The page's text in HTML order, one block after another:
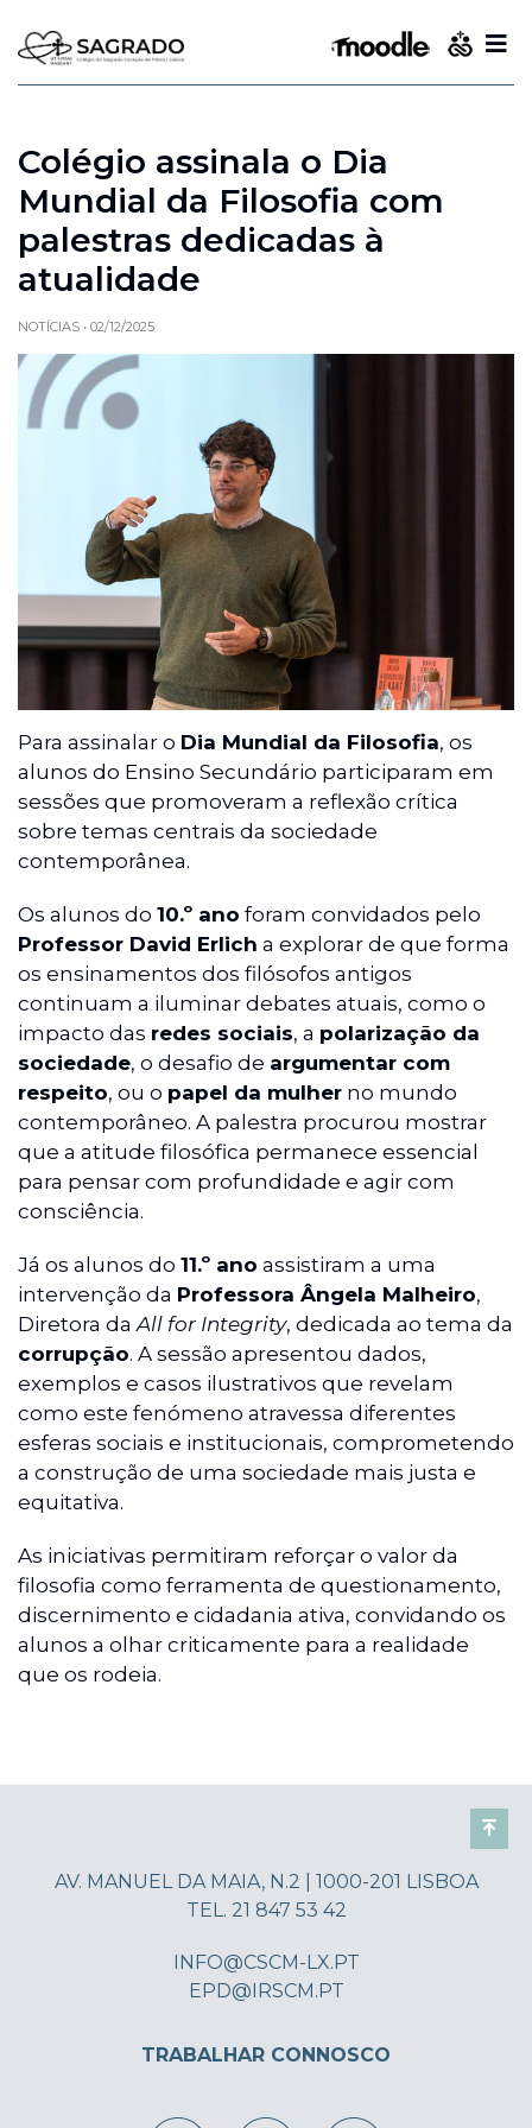
Colégio assinala o Dia
Mundial da Filosofia com
palestras dedicadas à
atualidade
NOTÍCIAS • 02/12/2025
Para assinalar o Dia Mundial da Filosofia, os
alunos do Ensino Secundário participaram em
sessões que promoveram a reflexão crítica
sobre temas centrais da sociedade
contemporânea.
Os alunos do 10.º ano foram convidados pelo
Professor David Erlich a explorar de que forma
os ensinamentos dos filósofos antigos
continuam a iluminar debates atuais, como o
impacto das redes sociais, a polarização da
sociedade, o desafio de argumentar com
respeito, ou o papel da mulher no mundo
contemporâneo. A palestra procurou mostrar
que a atitude filosófica permanece essencial
para pensar com profundidade e agir com
consciência.
Já os alunos do 11.º ano assistiram a uma
intervenção da Professora Ângela Malheiro,
Diretora daAll for Integrity, dedicada ao tema da
corrupção. A sessão apresentou dados,
exemplos e casos ilustrativos que revelam
como este fenómeno atravessa diferentes
esferas sociais e institucionais, comprometendo
a construção de uma sociedade mais justa e
equitativa.
As iniciativas permitiram reforçar o valor da
filosofia como ferramenta de questionamento,
discernimento e cidadania ativa, convidando os
alunos a olhar criticamente para a realidade
que os rodeia.
AV. MANUEL DA MAIA, N.2 | 1000-201 LISBOA
TEL. 21 847 53 42
INFO@CSCM-LX.PT
EPD@IRSCM.PT
TRABALHAR CONNOSCO